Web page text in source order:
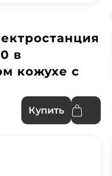
в
кожухе с
Купить